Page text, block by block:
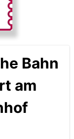
Bahn
am